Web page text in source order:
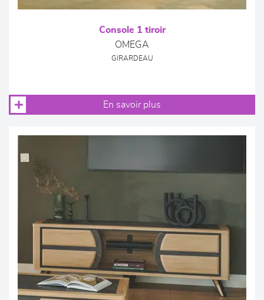
Console 1 tiroir
OMEGA
GIRARDEAU
En savoir plus